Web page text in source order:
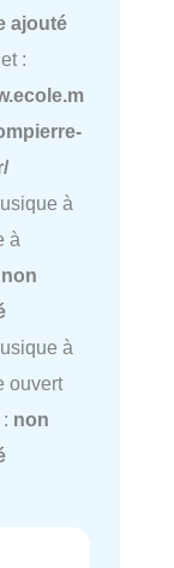
ajouté
:
à
à
non
à
ouvert
non